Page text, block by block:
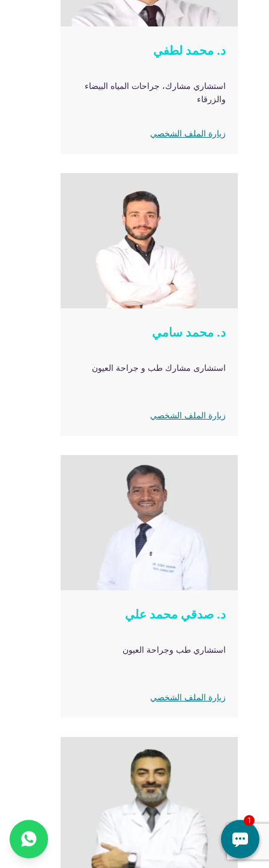
د. محمد لطفي
استشاري مشارك، جراحات المياه البيضاء
والزرقاء
زيارة الملف الشخصي
د. محمد سامي
استشارى مشارك طب و جراحة العيون
زيارة الملف الشخصي
د. صدقي محمد علي
استشاري طب وجراحة العيون
زيارة الملف الشخصي